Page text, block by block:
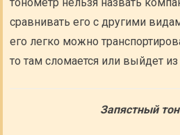
сравнивать его с другими
его легко можно
то там сломается или выйдет из
Запястный